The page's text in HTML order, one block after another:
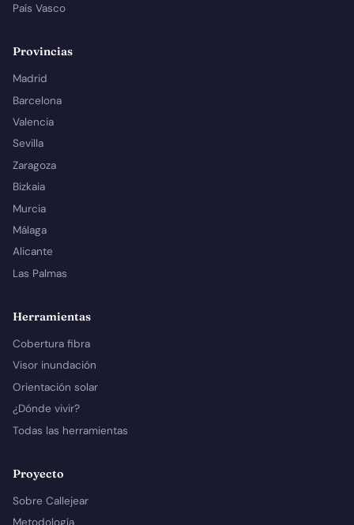
País Vasco
Provincias
Madrid
Barcelona
Valencia
Sevilla
Zaragoza
Bizkaia
Murcia
Málaga
Alicante
Las Palmas
Herramientas
Cobertura fibra
Visor inundación
Orientación solar
¿Dónde vivir?
Todas las herramientas
Proyecto
Sobre Callejear